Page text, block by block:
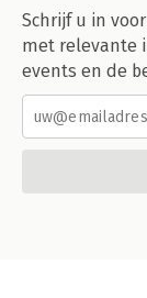
Schrijf u in
met relevante
events en de